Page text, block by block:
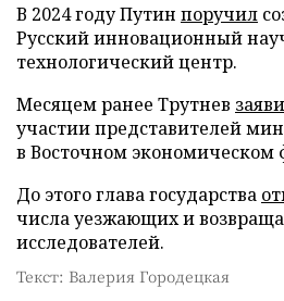
В 2024 году Путин поручил
Русский инновационный
технологический центр.
Месяцем ранее Трутнев
участии представителей
в Восточном экономическом
До этого глава государства
числа уезжающих и
исследователей.
Текст: Валерия Городецкая